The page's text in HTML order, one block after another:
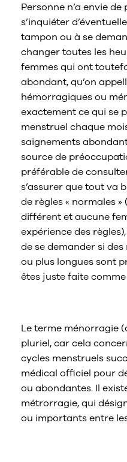
Personne n’a envie
s’inquiéter
tampon ou à se
changer toutes les
femmes qui ont
abondant, qu’on
hémorragiques ou
exactement ce qui se
menstruel chaque
saignements
source de
préférable de
s’assurer que tout va
de règles « normales
différent et aucune
expérience des
de se demander si
ou plus longues sont
êtes juste faite
Le terme ménorragie
pluriel, car cela
cycles menstruels
médical officiel pour
ou abondantes. Il
métrorragie, qui
ou importants entre